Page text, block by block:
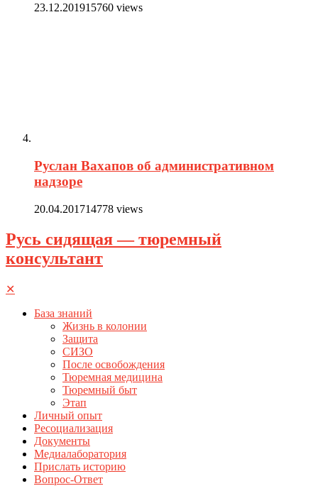
23.12.201915760 views
Руслан Вахапов об административном
надзоре
20.04.201714778 views
Русь сидящая — тюремный
консультант
✕
База знаний
Жизнь в колонии
Защита
СИЗО
После освобождения
Тюремная медицина
Тюремный быт
Этап
Личный опыт
Ресоциализация
Документы
Медиалаборатория
Прислать историю
Вопрос-Ответ